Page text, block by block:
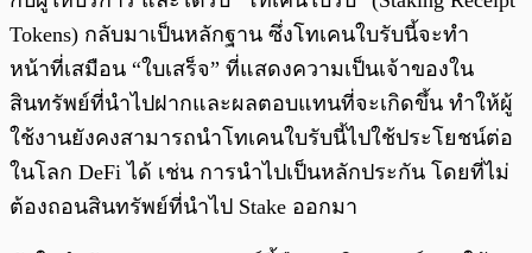
Tokens) กลับมาเป็นหลักฐาน ซึ่งโทเคนใบรับนี้จะทำ
หน้าที่เสมือน “ใบเสร็จ” ที่แสดงความเป็นเจ้าของใน
สินทรัพย์ที่นำไปฝากและผลตอบแทนที่จะเกิดขึ้น ทำให้ผู้
ใช้งานยังคงสามารถนำโทเคนใบรับนี้ไปใช้ประโยชน์ต่อ
ในโลก DeFi ได้ เช่น การนำไปเป็นหลักประกัน โดยที่ไม่
ต้องถอนสินทรัพย์ที่นำไป Stake ออกมา